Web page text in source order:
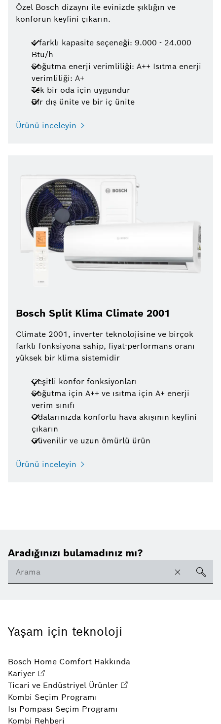
Özel Bosch dizaynı ile evinizde şıklığın ve
konforun keyfini çıkarın.
4 farklı kapasite seçeneği: 9.000 - 24.000
Btu/h
Soğutma enerji verimliliği: A++ Isıtma enerji
verimliliği: A+
Tek bir oda için uygundur
Bir dış ünite ve bir iç ünite
Ürünü inceleyin
Bosch Split Klima Climate 2001
Climate 2001, inverter teknolojisine ve birçok
farklı fonksiyona sahip, fiyat-performans oranı
yüksek bir klima sistemidir
Çeşitli konfor fonksiyonları
Soğutma için A++ ve ısıtma için A+ enerji
verim sınıfı
Odalarınızda konforlu hava akışının keyfini
çıkarın
Güvenilir ve uzun ömürlü ürün
Ürünü inceleyin
Aradığınızı bulamadınız mı?
Yaşam için teknoloji
Bosch Home Comfort Hakkında
Kariyer
Ticari ve Endüstriyel Ürünler
Kombi Seçim Programı
Isı Pompası Seçim Programı
Kombi Rehberi